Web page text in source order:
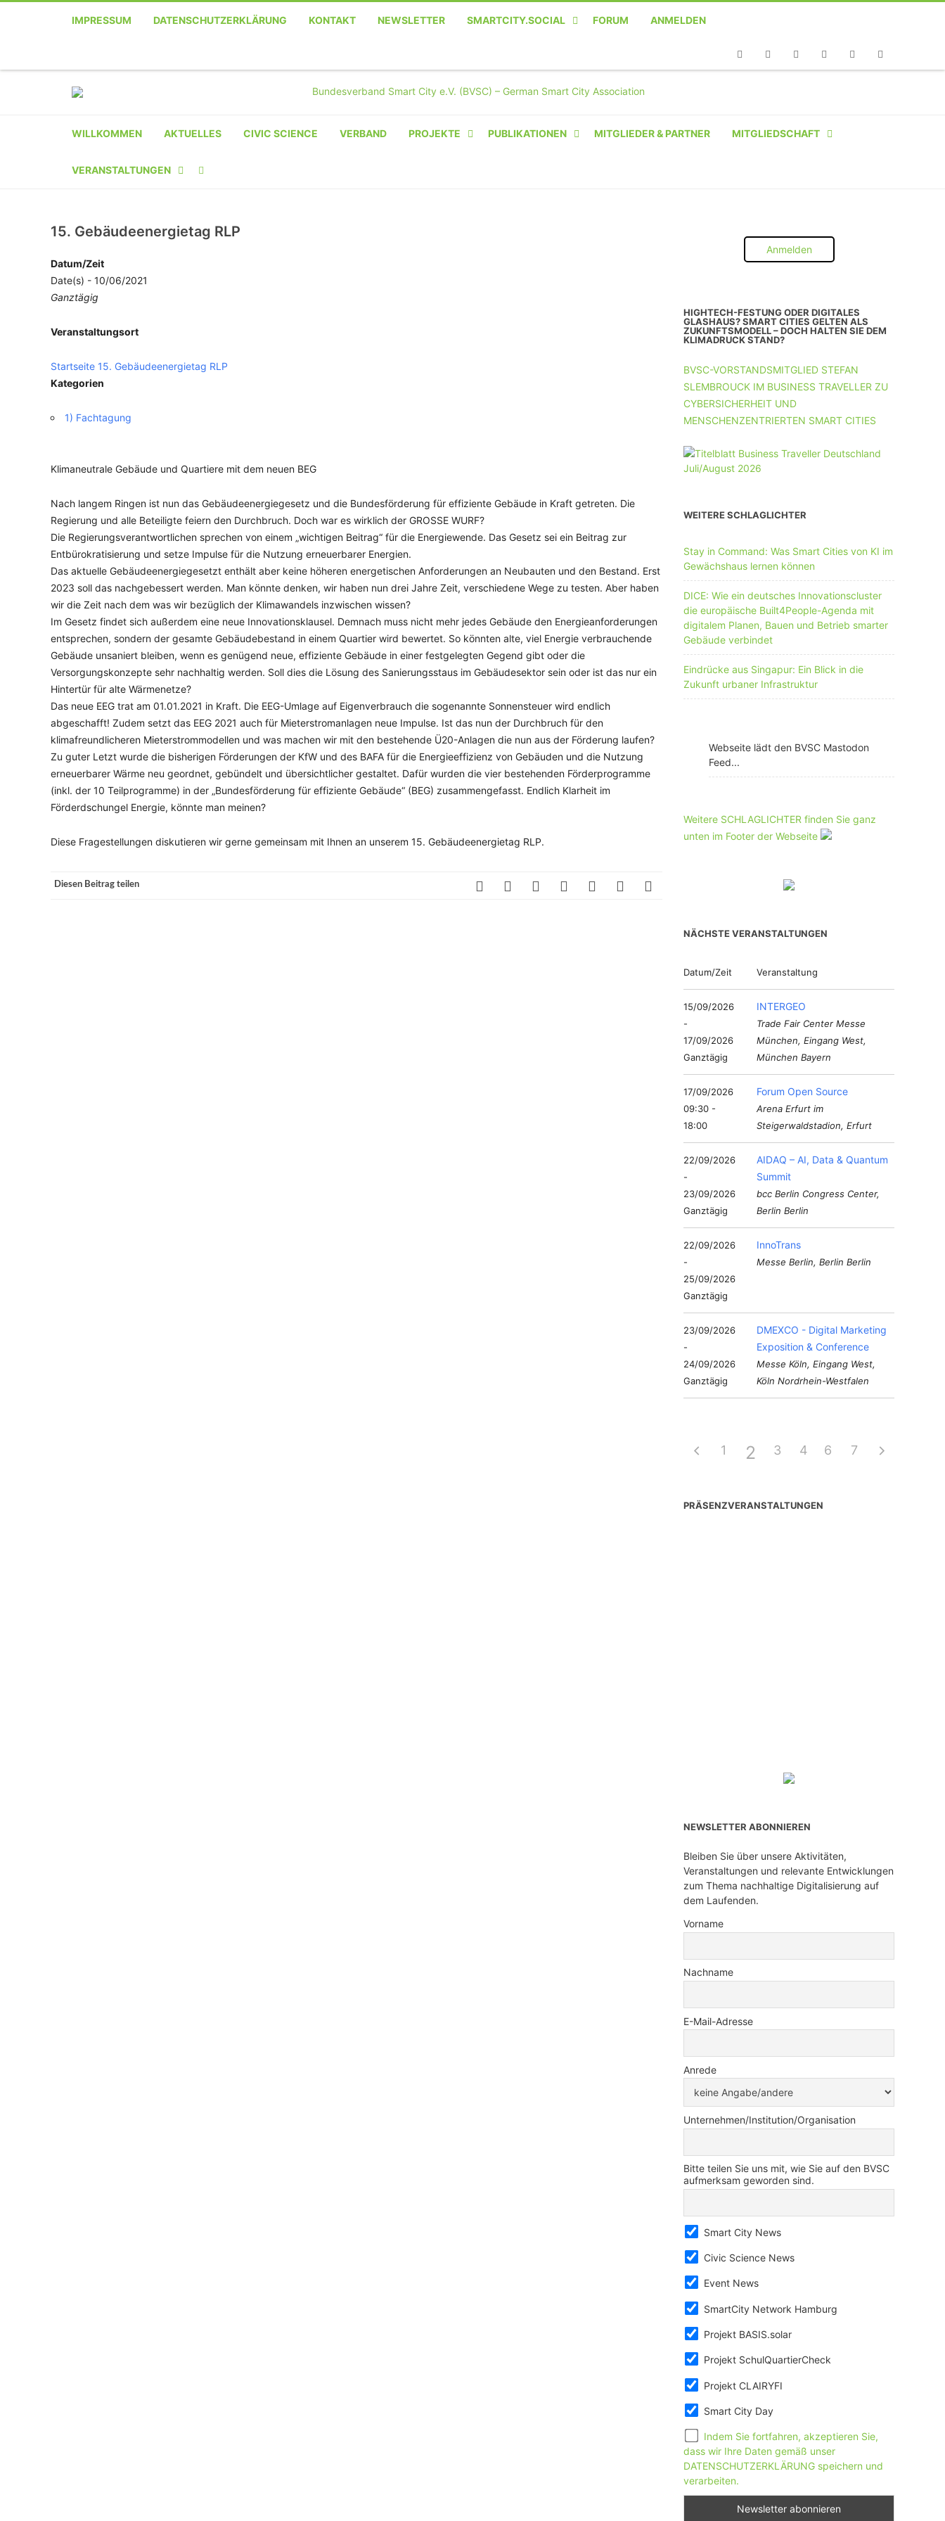
IMPRESSUM DATENSCHUTZERKLÄRUNG KONTAKT NEWSLETTER SMARTCITY.SOCIAL FORUM ANMELDEN
WILLKOMMEN AKTUELLES CIVIC SCIENCE VERBAND PROJEKTE PUBLIKATIONEN MITGLIEDER & PARTNER MITGLIEDSCHAFT
INSTITUTION
UNTERNEHMEN MIT 11-50 MA
VERANSTALTUNGEN
VERANSTALTER-
REGISTRIERUNG
VERANSTALTUNG
15. Gebäudeenergietag RLP
Datum/Zeit
Date(s) - 10/06/2021
Ganztägig
Veranstaltungsort
Startseite 15. Gebäudeenergietag RLP
Kategorien
1) Fachtagung
Klimaneutrale Gebäude und Quartiere mit dem neuen BEG
Nach langem Ringen ist nun das Gebäudeenergiegesetz und die Bundesförderung für effiziente Gebäude in Kraft getreten. Die
Regierung und alle Beteiligte feiern den Durchbruch. Doch war es wirklich der GROSSE WURF?
Die Regierungsverantwortlichen sprechen von einem „wichtigen Beitrag“ für die Energiewende. Das Gesetz sei ein Beitrag zur
Entbürokratisierung und setze Impulse für die Nutzung erneuerbarer Energien.
Das aktuelle Gebäudeenergiegesetzt enthält aber keine höheren energetischen Anforderungen an Neubauten und den Bestand. Erst
2023 soll das nachgebessert werden. Man könnte denken, wir haben nun drei Jahre Zeit, verschiedene Wege zu testen. Aber haben
wir die Zeit nach dem was wir bezüglich der Klimawandels inzwischen wissen?
Im Gesetz findet sich außerdem eine neue Innovationsklausel. Demnach muss nicht mehr jedes Gebäude den Energieanforderungen
entsprechen, sondern der gesamte Gebäudebestand in einem Quartier wird bewertet. So könnten alte, viel Energie verbrauchende
Gebäude unsaniert bleiben, wenn es genügend neue, effiziente Gebäude in einer festgelegten Gegend gibt oder die
Versorgungskonzepte sehr nachhaltig werden. Soll dies die Lösung des Sanierungsstaus im Gebäudesektor sein oder ist das nur ein
Hintertür für alte Wärmenetze?
Das neue EEG trat am 01.01.2021 in Kraft. Die EEG-Umlage auf Eigenverbrauch die sogenannte Sonnensteuer wird endlich
abgeschafft! Zudem setzt das EEG 2021 auch für Mieterstromanlagen neue Impulse. Ist das nun der Durchbruch für den
klimafreundlicheren Mieterstrommodellen und was machen wir mit den bestehende Ü20-Anlagen die nun aus der Förderung laufen?
Zu guter Letzt wurde die bisherigen Förderungen der KfW und des BAFA für die Energieeffizienz von Gebäuden und die Nutzung
erneuerbarer Wärme neu geordnet, gebündelt und übersichtlicher gestaltet. Dafür wurden die vier bestehenden Förderprogramme
(inkl. der 10 Teilprogramme) in der „Bundesförderung für effiziente Gebäude“ (BEG) zusammengefasst. Endlich Klarheit im
Förderdschungel Energie, könnte man meinen?
Diese Fragestellungen diskutieren wir gerne gemeinsam mit Ihnen an unserem 15. Gebäudeenergietag RLP.
Diesen Beitrag teilen
Anmelden
HIGHTECH-FESTUNG ODER DIGITALES
GLASHAUS? SMART CITIES GELTEN ALS
ZUKUNFTSMODELL – DOCH HALTEN SIE DEM
KLIMADRUCK STAND?
BVSC-VORSTANDSMITGLIED STEFAN
SLEMBROUCK IM BUSINESS TRAVELLER ZU
CYBERSICHERHEIT UND
MENSCHENZENTRIERTEN SMART CITIES
WEITERE SCHLAGLICHTER
Stay in Command: Was Smart Cities von KI im
Gewächshaus lernen können
DICE: Wie ein deutsches Innovationscluster
die europäische Built4People-Agenda mit
digitalem Planen, Bauen und Betrieb smarter
Gebäude verbindet
Eindrücke aus Singapur: Ein Blick in die
Zukunft urbaner Infrastruktur
Webseite lädt den BVSC Mastodon
Feed...
Weitere SCHLAGLICHTER finden Sie ganz
unten im Footer der Webseite
NÄCHSTE VERANSTALTUNGEN
Datum/Zeit Veranstaltung
15/09/2026
-
17/09/2026
Ganztägig
INTERGEO
Trade Fair Center Messe
München, Eingang West,
München Bayern
17/09/2026
09:30 -
18:00
Forum Open Source
Arena Erfurt im
Steigerwaldstadion, Erfurt
22/09/2026
-
23/09/2026
Ganztägig
AIDAQ – AI, Data & Quantum
Summit
bcc Berlin Congress Center,
Berlin Berlin
22/09/2026
-
25/09/2026
Ganztägig
InnoTrans
Messe Berlin, Berlin Berlin
23/09/2026
-
24/09/2026
Ganztägig
DMEXCO - Digital Marketing
Exposition & Conference
Messe Köln, Eingang West,
Köln Nordrhein-Westfalen
1 2 3 4 5
6 7
PRÄSENZVERANSTALTUNGEN
NEWSLETTER ABONNIEREN
Bleiben Sie über unsere Aktivitäten,
Veranstaltungen und relevante Entwicklungen
zum Thema nachhaltige Digitalisierung auf
dem Laufenden.
Vorname
Nachname
E-Mail-Adresse
Anrede
Unternehmen/Institution/Organisation
Bitte teilen Sie uns mit, wie Sie auf den BVSC
aufmerksam geworden sind.
Smart City News
Civic Science News
Event News
SmartCity Network Hamburg
Projekt BASIS.solar
Projekt SchulQuartierCheck
Projekt CLAIRYFI
Smart City Day
Indem Sie fortfahren, akzeptieren Sie,
dass wir Ihre Daten gemäß unser
DATENSCHUTZERKLÄRUNG speichern und
verarbeiten.